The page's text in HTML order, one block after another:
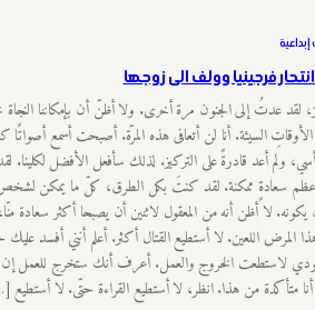
فرجينيا وولف الى زوجها
لقد عدتُ إلى الجنون مرة أخرى. ولا أظنّ أن بإمكاننا النجاة
السيئة. أنا لن أتعافى هذه المرّة. أصبحت أسمع أصواتًا
ولم أعد قادرةً على التركيز. لذلك سأفعل الأفضل لكلينا.
سعادةٍ ممكنة. لقد كنتَ بكل الطرق، كلّ ما يمكن
لا أظن أنه من المعقول لاثنين أن يصبحا أكثر سعادة
المرض اللعين. لا أستطيع القتال أكثر. أعلم أنني أفسد
لاستطعت الخروج والعمل. أعرف أنك ستخرج للعمل إن
متأكدة من هذا. انظر، لا أستطيع القراءة حتّى. لا